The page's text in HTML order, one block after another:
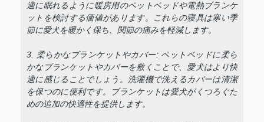
適に眠れるように暖房用のペットベッドや電熱ブランケ
ットを検討する価値があります。これらの寝具は寒い季
節に愛犬を暖かく保ち、関節の痛みを軽減します。
3. 柔らかなブランケットやカバー: ペットベッドに柔ら
かなブランケットやカバーを敷くことで、愛犬はより快
適に感じることでしょう。洗濯機で洗えるカバーは清潔
を保つのに便利です。ブランケットは愛犬がくつろぐた
めの追加の快適性を提供します。